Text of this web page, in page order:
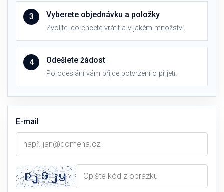
3 Vyberete objednávku a položky
Zvolíte, co chcete vrátit a v jakém množství.
4 Odešlete žádost
Po odeslání vám přijde potvrzení o přijetí.
E-mail